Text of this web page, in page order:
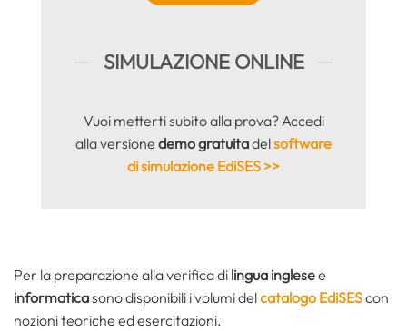
SIMULAZIONE ONLINE
Vuoi metterti subito alla prova? Accedi
alla versione demo gratuitadelsoftware
di simulazione EdiSES >>
Per la preparazione alla verifica di lingua inglesee
informaticasono disponibili i volumi delcatalogo EdiSEScon
nozioni teoriche ed esercitazioni.